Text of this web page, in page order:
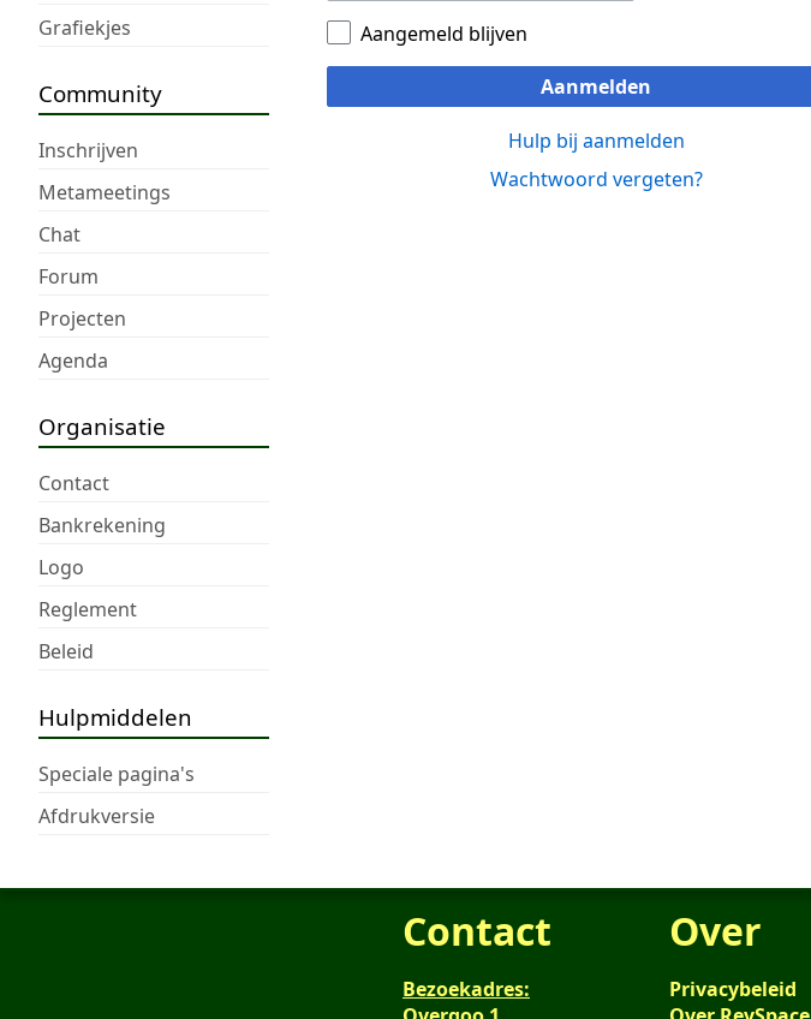
Grafiekjes
Community
Inschrijven
Metameetings
Chat
Forum
Projecten
Agenda
Organisatie
Contact
Bankrekening
Logo
Reglement
Beleid
Hulpmiddelen
Speciale pagina's
Afdrukversie
Aangemeld blijven
Aanmelden
Hulp bij aanmelden
Wachtwoord vergeten?
Contact
Bezoekadres:
Over
Privacybeleid